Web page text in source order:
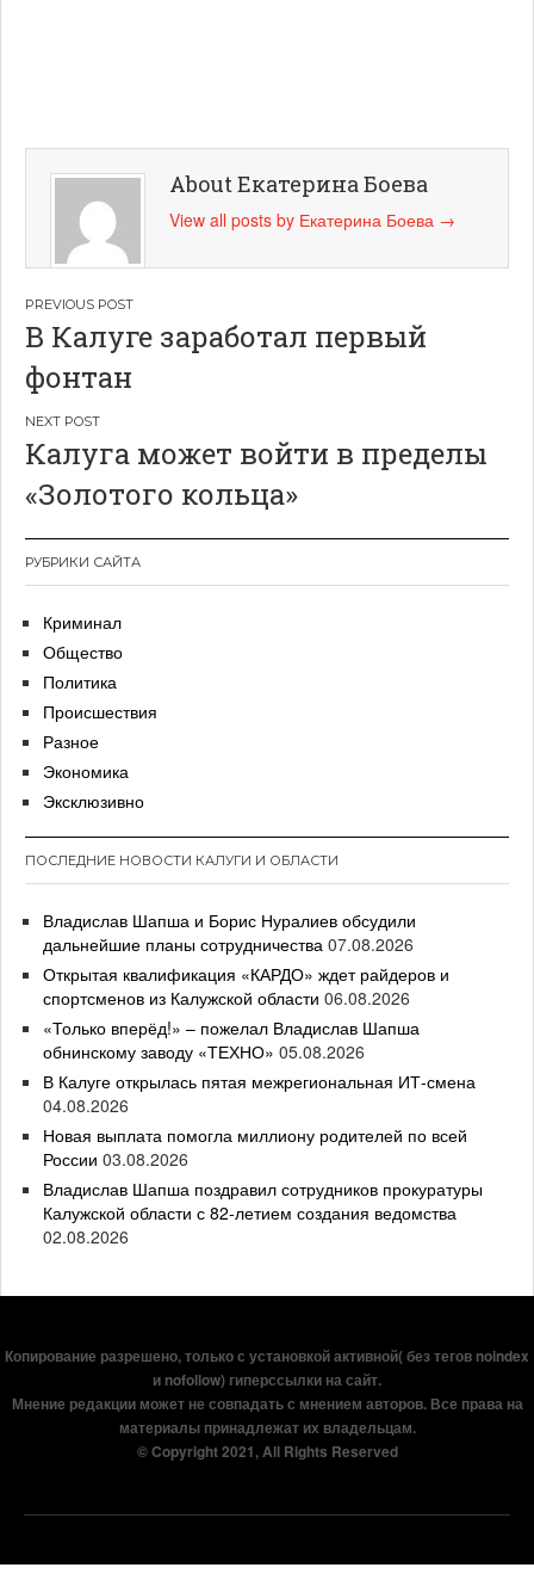
About Екатерина Боева
View all posts by Екатерина Боева →
Навигация
по
записям
В Калуге заработал первый
фонтан
Калуга может войти в пределы
«Золотого кольца»
РУБРИКИ САЙТА
Криминал
Общество
Политика
Происшествия
Разное
Экономика
Эксклюзивно
ПОСЛЕДНИЕ НОВОСТИ КАЛУГИ И ОБЛАСТИ
Владислав Шапша и Борис Нуралиев обсудили
дальнейшие планы сотрудничества 07.08.2026
Открытая квалификация «КАРДО» ждет райдеров и
спортсменов из Калужской области 06.08.2026
«Только вперёд!» – пожелал Владислав Шапша
обнинскому заводу «ТЕХНО» 05.08.2026
В Калуге открылась пятая межрегиональная ИТ-смена
04.08.2026
Новая выплата помогла миллиону родителей по всей
России 03.08.2026
Владислав Шапша поздравил сотрудников прокуратуры
Калужской области с 82-летием создания ведомства
02.08.2026
Копирование разрешено, только с установкой активной( без тегов noindex
и nofollow) гиперссылки на сайт.
Мнение редакции может не совпадать с мнением авторов. Все права на
материалы принадлежат их владельцам.
© Copyright 2021, All Rights Reserved